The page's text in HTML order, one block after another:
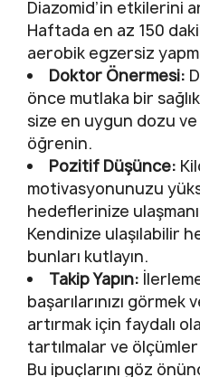
Diazomid’in etkilerini
Haftada en az 150
aerobik egzersiz
Doktor Önermesi:
önce mutlaka bir
size en uygun dozu ve
öğrenin.
Pozitif Düşünce:
motivasyonunuzu
hedeflerinize
Kendinize ulaşılabilir
bunları kutlayın.
Takip Yapın:
başarılarınızı
artırmak için faydalı
tartılmalar ve ölçümler
Bu ipuçlarını göz